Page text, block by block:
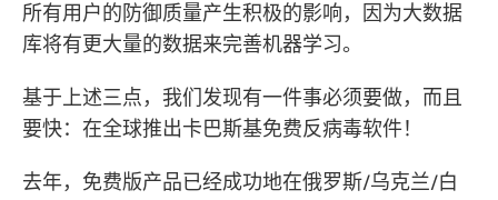
所有用户的防御质量产生积极的影响，因为大数据
库将有更大量的数据来完善机器学习。
基于上述三点，我们发现有一件事必须要做，而且
要快：在全球推出卡巴斯基免费反病毒软件！
去年，免费版产品已经成功地在俄罗斯/乌克兰/白